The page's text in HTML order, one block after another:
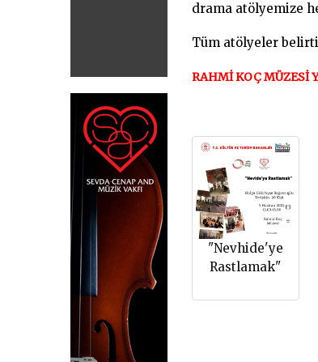
drama atölyemize
Tüm atölyeler
RAHMİ KOÇ MÜZESİ
"Nevhide'ye
Rastlamak"